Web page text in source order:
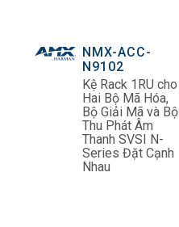
NMX-ACC-
N9102
Kệ Rack 1RU cho
Hai Bộ Mã Hóa,
Bộ Giải Mã và Bộ
Thu Phát Âm
Thanh SVSI N-
Series Đặt Cạnh
Nhau